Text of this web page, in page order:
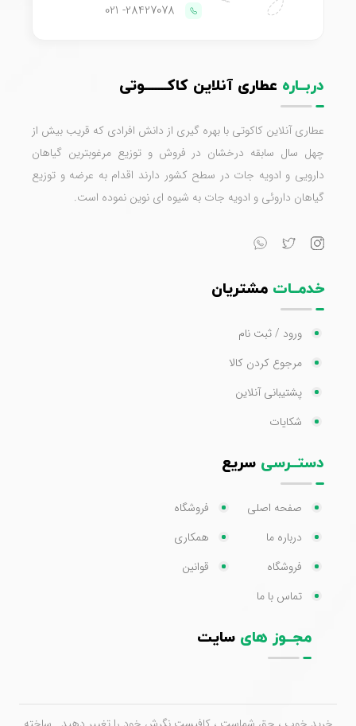
28427078
- 021
دربــاره عطاری آنلاین کاکـــــــوتی
عطاری آنلاین کاکوتی با بهره گیری از دانش افرادی که قریب بیش از
چهل سال سابقه درخشان در فروش و توزیع مرغوبترین گیاهان
دارویی و ادویه جات در سطح کشور دارند اقدام به عرضه و توزیع
گیاهان داروئی و ادویه جات به شیوه ای نوین نموده است.
خدمــات مشتریان
ورود / ثبت نام
مرجوع کردن کالا
پشتیبانی آنلاین
شکایات
دستــرسی سریع
صفحه اصلی
درباره ما
فروشگاه
تماس با ما
فروشگاه
همکاری
قوانین
مجــوز های سایت